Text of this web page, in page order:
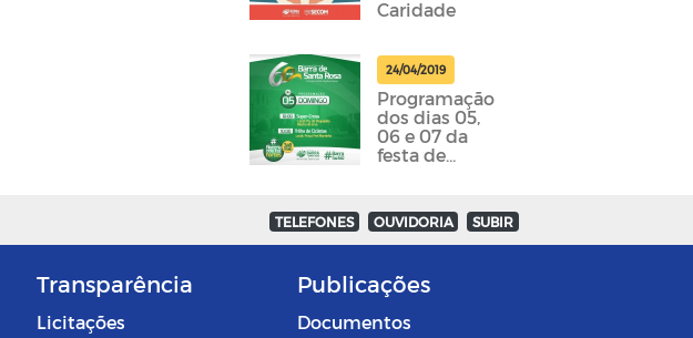
Caridade
24/04/2019
Programação
dos dias 05,
06 e 07 da
festa de
foram
divulgadas
TELEFONES OUVIDORIA SUBIR
Transparência
Licitações
Publicações
Documentos